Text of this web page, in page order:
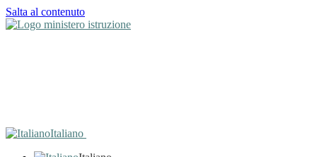
Salta al contenuto
Italiano